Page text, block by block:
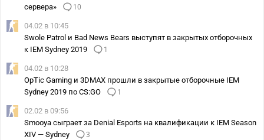
сервера»
10
04.02 в 10:45
Swole Patrol и Bad News Bears выступят в закрытых отборочных
к IEM Sydney 2019
1
04.02 в 10:28
OpTic Gaming и 3DMAX прошли в закрытые отборочные IEM
Sydney 2019 по CS:GO
1
02.02 в 09:56
Smooya сыграет за Denial Esports на квалификации к IEM Season
XIV — Sydney
3